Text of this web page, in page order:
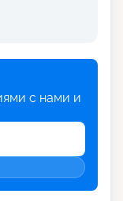
с нами и